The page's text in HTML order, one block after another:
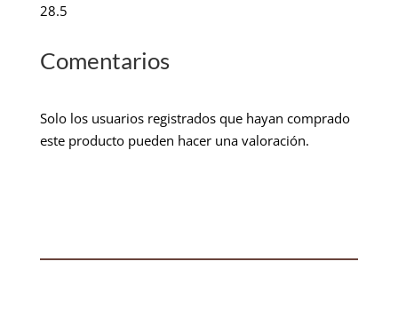
28.5
Comentarios
Solo los usuarios registrados que hayan comprado
este producto pueden hacer una valoración.